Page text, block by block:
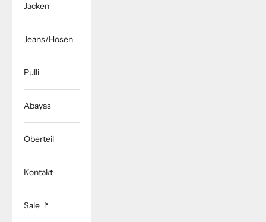
Jacken
Jeans/Hosen
Pulli
Abayas
Oberteil
Kontakt
Sale 🚩